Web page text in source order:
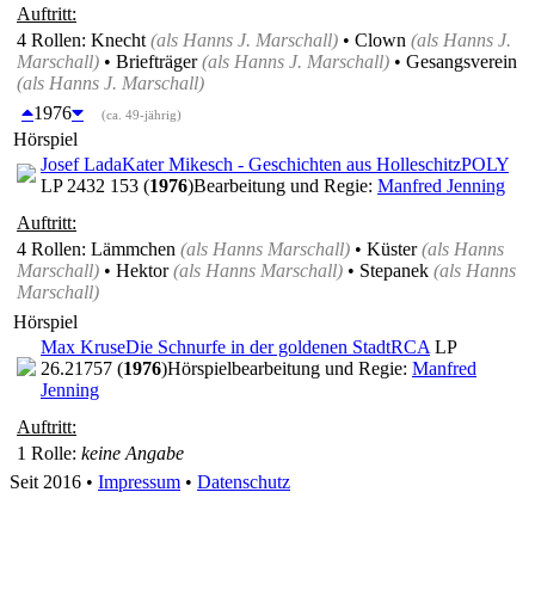
Auftritt:
4 Rollen: Knecht (als Hanns J. Marschall) • Clown (als Hanns J.
Marschall) • Briefträger(als Hanns J. Marschall) • Gesangsverein
(als Hanns J. Marschall)
1976
(ca. 49-jährig)
Hörspiel
Josef LadaKater Mikesch - Geschichten aus HolleschitzPOLY
LP 2432 153 (1976)Bearbeitung und Regie: Manfred Jenning
Auftritt:
4 Rollen: Lämmchen (als Hanns Marschall) • Küster(als Hanns
Marschall) • Hektor(als Hanns Marschall) • Stepanek (als Hanns
Marschall)
Hörspiel
Max KruseDie Schnurfe in der goldenen StadtRCA LP
26.21757 (1976)Hörspielbearbeitung und Regie: Manfred
Jenning
Auftritt:
1 Rolle: keine Angabe
Seit 2016 • Impressum • Datenschutz